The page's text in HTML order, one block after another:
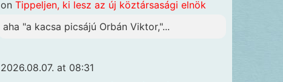
on Tippeljen, ki lesz az új köztársasági elnök
aha "a kacsa picsájú Orbán Viktor,"...
2026.08.07. at 08:31